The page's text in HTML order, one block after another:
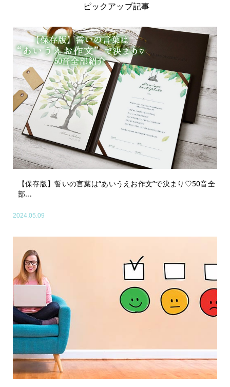
ピックアップ記事
【保存版】誓いの言葉は“あいうえお作文”で決まり♡50音全
部...
2024.05.09